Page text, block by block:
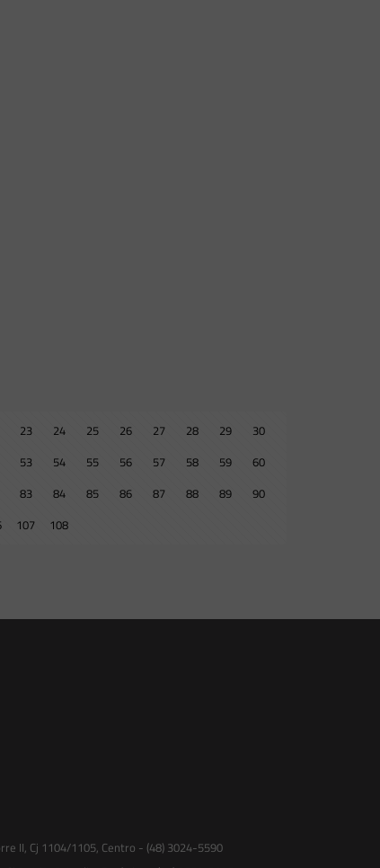
23 24 25 26 27 28 29
30
53 54 55 56 57 58 59
60
83 84 85 86 87 88 89
90
107 108
II, Cj 1104/1105, Centro - (48) 3024-5590